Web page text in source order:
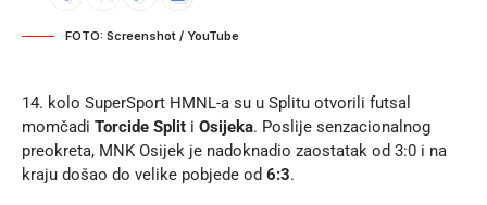
FOTO: Screenshot / YouTube
14. kolo SuperSport HMNL-a su u Splitu otvorili futsal
momčadi Torcide Split i Osijeka. Poslije senzacionalnog
preokreta, MNK Osijek je nadoknadio zaostatak od 3:0 i na
kraju došao do velike pobjede od 6:3.